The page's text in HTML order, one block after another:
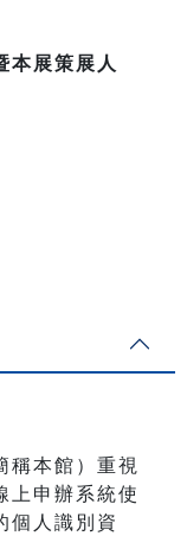
本展策展人
稱本館）重視
上申辦系統使
個人識別資